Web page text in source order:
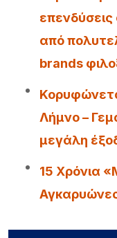
από
brands
Λήμνο –
μεγάλη
15 Χρόνια